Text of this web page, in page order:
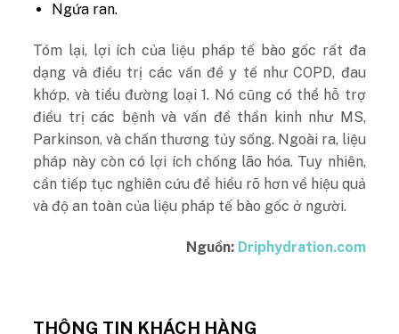
Ngứa ran.
Tóm lại, lợi ích của liệu pháp tế bào gốc rất đa
dạng và điều trị các vấn đề y tế như COPD, đau
khớp, và tiểu đường loại 1. Nó cũng có thể hỗ trợ
điều trị các bệnh và vấn đề thần kinh như MS,
Parkinson, và chấn thương tủy sống. Ngoài ra, liệu
pháp này còn có lợi ích chống lão hóa. Tuy nhiên,
cần tiếp tục nghiên cứu để hiểu rõ hơn về hiệu quả
và độ an toàn của liệu pháp tế bào gốc ở người.
Nguồn: Driphydration.com
THÔNG TIN KHÁCH HÀNG